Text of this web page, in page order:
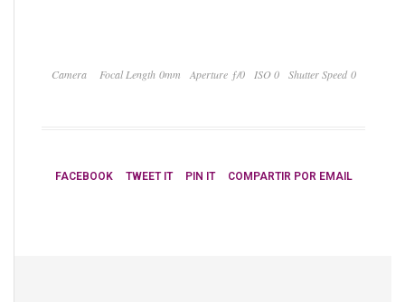
Camera Focal Length 0mm Aperture ƒ/0 ISO 0 Shutter Speed 0
FACEBOOK TWEET IT PIN IT COMPARTIR POR EMAIL